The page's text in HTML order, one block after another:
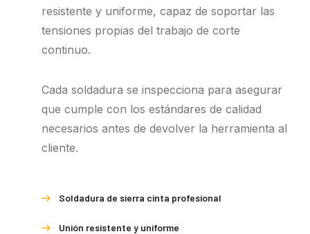
resistente y uniforme, capaz de soportar las
tensiones propias del trabajo de corte
continuo.
Cada soldadura se inspecciona para asegurar
que cumple con los estándares de calidad
necesarios antes de devolver la herramienta al
cliente.
Soldadura de sierra cinta profesional
Unión resistente y uniforme